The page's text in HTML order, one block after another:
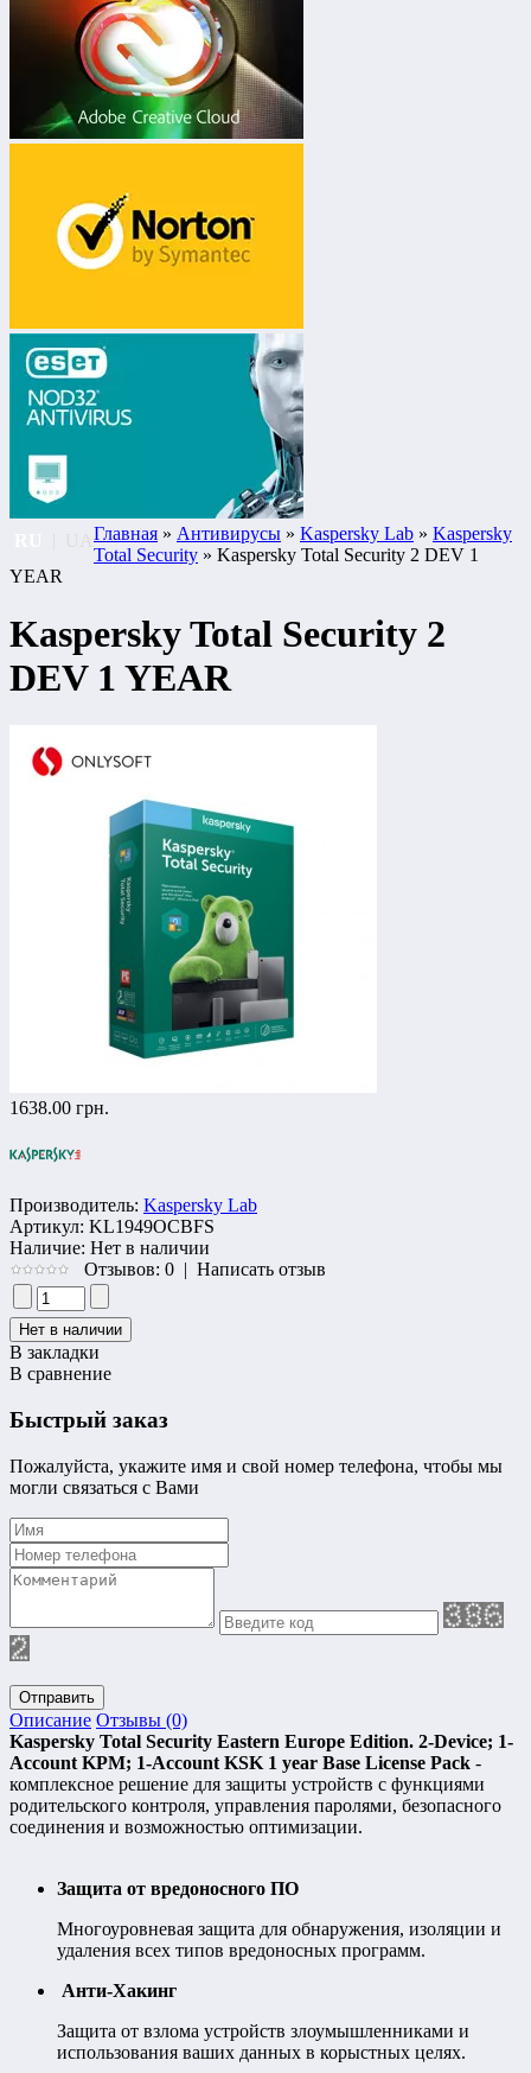
Главная » Антивирусы » Kaspersky Lab » Kaspersky
Total Security » Kaspersky Total Security 2 DEV 1
YEAR
Kaspersky Total Security 2
DEV 1 YEAR
1638.00 грн.
Производитель: Kaspersky Lab
Артикул: KL1949OCBFS
Наличие: Нет в наличии
Отзывов: 0 | Написать отзыв
В закладки
В сравнение
Быстрый заказ
Пожалуйста, укажите имя и свой номер телефона, чтобы мы
могли связаться с Вами
Отправить
Описание Отзывы (0)
Kaspersky Total Security Eastern Europe Edition. 2-Device; 1-
Account KPM; 1-Account KSK 1 year Base License Pack -
комплексное решение для защиты устройств с функциями
родительского контроля, управления паролями, безопасного
соединения и возможностью оптимизации.
Защита от вредоносного ПО
Многоуровневая защита для обнаружения, изоляции и
удаления всех типов вредоносных программ.
Анти-Хакинг
Защита от взлома устройств злоумышленниками и
использования ваших данных в корыстных целях.